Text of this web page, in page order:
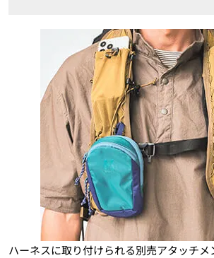
ハーネスに取り付けられる別売アタッチ